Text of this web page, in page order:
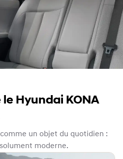
Hyundai KONA
un objet du quotidien :
moderne.